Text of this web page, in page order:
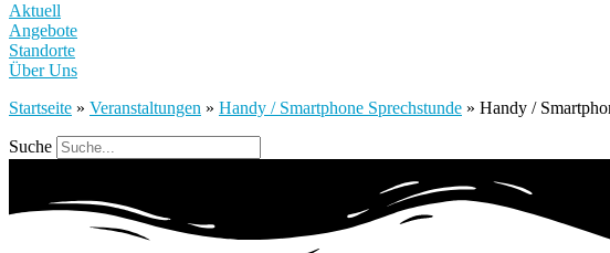
Aktuell
Angebote
Standorte
Über Uns
Startseite » Veranstaltungen » Handy / Smartphone Sprechstunde » Handy /
Suche